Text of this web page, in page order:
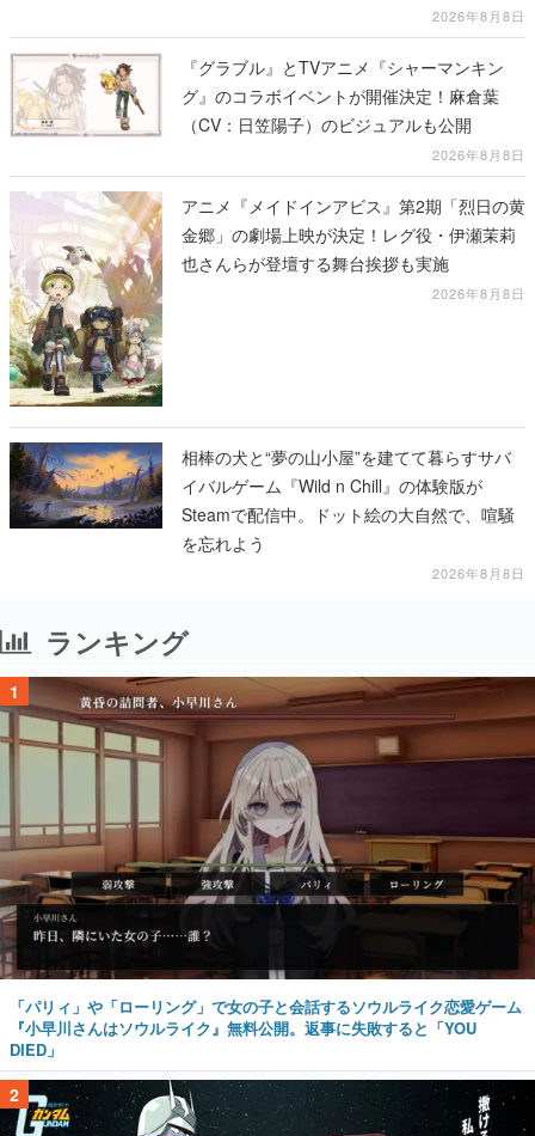
2026年8月8日
『グラブル』とTVアニメ『シャーマンキン
グ』のコラボイベントが開催決定！麻倉葉
（CV：日笠陽子）のビジュアルも公開
2026年8月8日
アニメ『メイドインアビス』第2期「烈日の黄
金郷」の劇場上映が決定！レグ役・伊瀬茉莉
也さんらが登壇する舞台挨拶も実施
2026年8月8日
相棒の犬と“夢の山小屋”を建てて暮らすサバ
イバルゲーム『Wild n Chill』の体験版が
Steamで配信中。ドット絵の大自然で、喧騒
を忘れよう
2026年8月8日
ランキング
1
「パリィ」や「ローリング」で女の子と会話するソウルライク恋愛ゲーム
『小早川さんはソウルライク』無料公開。返事に失敗すると「YOU
DIED」
2